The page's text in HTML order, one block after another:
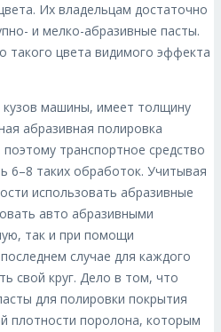
Их владельцам достаточно
и мелко-абразивные пасты.
такого цвета видимого эффекта
машины, имеет толщину
абразивная полировка
транспортное средство
6–8 таких обработок. Учитывая
использовать абразивные
авто абразивными
так и при помощи
случае для каждого
свой круг. Дело в том, что
для полировки покрытия
плотности поролона, которым